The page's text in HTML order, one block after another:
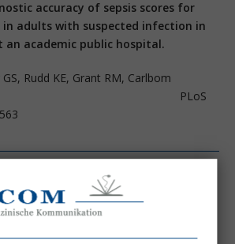
accuracy of sepsis scores for
adults with suspected infection in
an academic public hospital.
Rudd KE, Grant RM, Carlbom
PLoS
qSOFA criteria for predicting 28-
ill septic patients during the
department presentation.